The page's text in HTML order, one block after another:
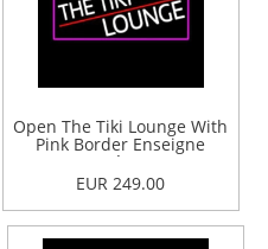
Open The Tiki Lounge With
Pink Border Enseigne
Néon
EUR 249.00